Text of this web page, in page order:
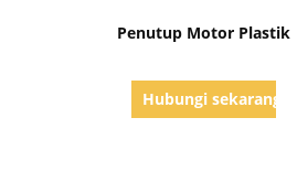
Penutup Motor Plastik
Hubungi sekarang